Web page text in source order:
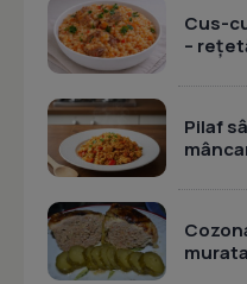
Cus-
–
Pilaf
murata